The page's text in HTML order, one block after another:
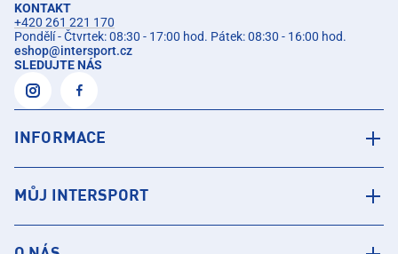
KONTAKT
+420 261 221 170
Pondělí - Čtvrtek: 08:30 - 17:00 hod. Pátek: 08:30 - 16:00 hod.
eshop@intersport.cz
SLEDUJTE NÁS
INFORMACE
MŮJ INTERSPORT